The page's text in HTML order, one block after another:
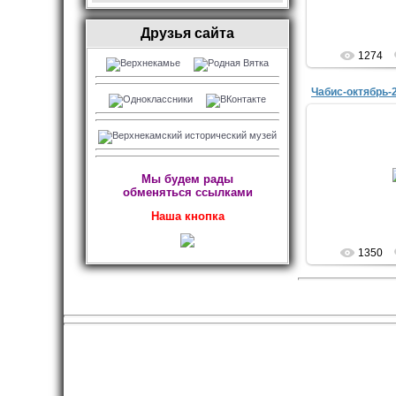
Друзья сайта
Мы будем рады
обменяться ссылками
Наша кнопка
1274
Чабис-октябрь-
1350